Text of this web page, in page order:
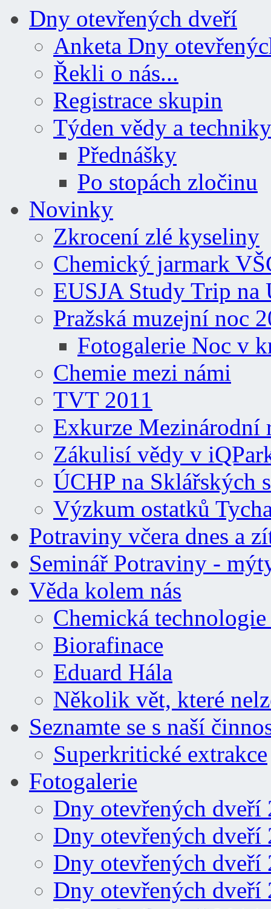
Dny otevřených dveří
Anketa Dny
Řekli o nás...
Registrace skupin
Týden vědy a techniky
Přednášky
Po stopách zločinu
Novinky
Zkrocení zlé kyseliny
Chemický jarmark
EUSJA Study Trip na
Pražská muzejní noc
Fotogalerie Noc v
Chemie mezi námi
TVT 2011
Exkurze Mezinárodní
Zákulisí vědy v
ÚCHP na Sklářských
Výzkum ostatků
Potraviny včera dnes a
Seminář Potraviny -
Věda kolem nás
Chemická
Biorafinace
Eduard Hála
Několik vět, které
Seznamte se s naší
Superkritické extrakce
Fotogalerie
Dny otevřených dveří
Dny otevřených dveří
Dny otevřených dveří
Dny otevřených dveří